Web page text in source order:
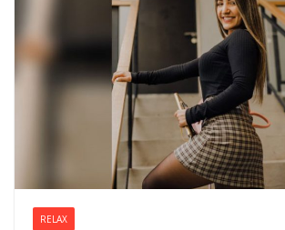
RELAX